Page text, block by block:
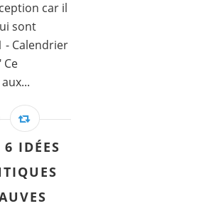
car il
sont
- Calendrier
Ce
IDÉES